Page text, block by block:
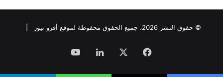
© حقوق النشر 2026، جميع الحقوق محفوظة لموقع أفرو نيوز |
فيسبوك لينكدإن